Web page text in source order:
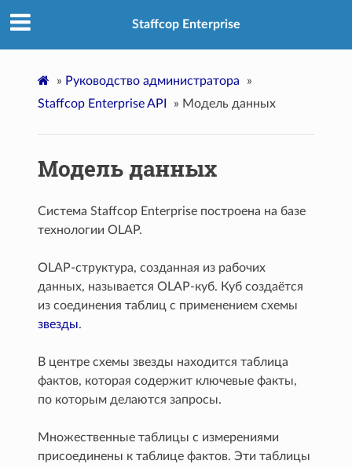
Staffcop Enterprise
» Руководство администратора
»
Staffcop Enterprise API
» Модель данных
Модель данных
Система Staffcop Enterprise построена на базе
технологии OLAP.
OLAP-структура, созданная из рабочих
данных, называется OLAP-куб. Куб создаётся
из соединения таблиц с применением схемы
звезды.
В центре схемы звезды находится таблица
фактов, которая содержит ключевые факты,
по которым делаются запросы.
Множественные таблицы с измерениями
присоединены к таблице фактов. Эти таблицы